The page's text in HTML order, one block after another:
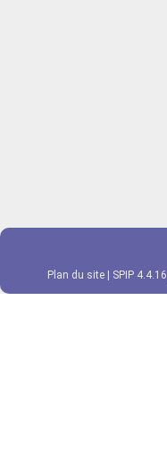
Plan du site SPIP 4.4.16